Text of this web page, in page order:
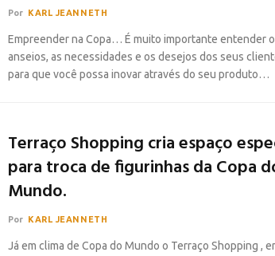
Por KARL JEANNETH
Empreender na Copa… É muito importante entender
anseios, as necessidades e os desejos dos seus
para que você possa inovar através do seu produto…
Terraço Shopping cria espaço
para troca de figurinhas da Copa
Mundo.
Por KARL JEANNETH
Já em clima de Copa do Mundo o Terraço Shopping ,